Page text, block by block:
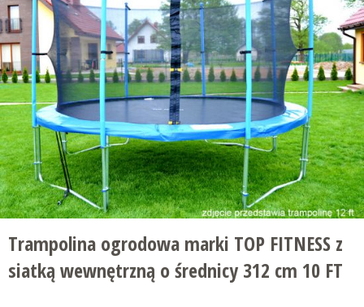
Trampolina ogrodowa marki TOP FITNESS z
siatką wewnętrzną o średnicy 312 cm 10 FT